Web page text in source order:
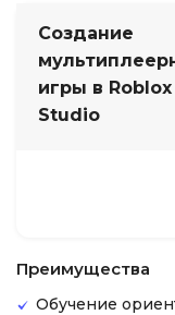
Создание
игры в Roblox
Studio
Преимущества
Обучение